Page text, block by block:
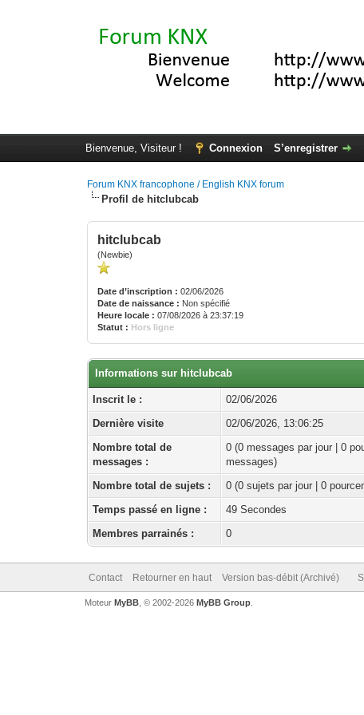
Bienvenue, Visiteur ! Connexion S’enregistrer
Forum KNX francophone / English KNX forum
Profil de hitclubcab
hitclubcab
(Newbie)
Date d’inscription : 02/06/2026
Date de naissance : Non spécifié
Heure locale : 07/08/2026 à 23:37:19
Statut : Hors ligne
Informations sur hitclubcab
Inscrit le :
02/06/2026
Dernière visite
02/06/2026, 13:06:25
Nombre total de
messages :
0 (0 messages par jour | 0
messages)
Nombre total de sujets :
0 (0 sujets par jour | 0
Temps passé en ligne :
49 Secondes
Membres parrainés :
0
Contact Retourner en haut Version bas-débit (Archivé)
Moteur MyBB, © 2002-2026 MyBB Group.